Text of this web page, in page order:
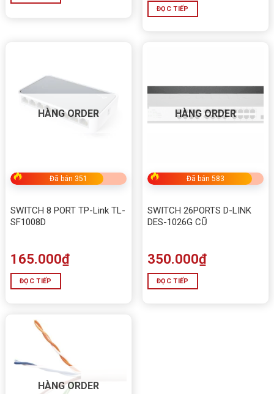
ĐỌC TIẾP
HÀNG ORDER
Đã bán 351
SWITCH 8 PORT TP-Link TL-
SF1008D
165.000₫
ĐỌC TIẾP
HÀNG ORDER
Đã bán 583
SWITCH 26PORTS D-LINK
DES-1026G CŨ
350.000₫
ĐỌC TIẾP
HÀNG ORDER